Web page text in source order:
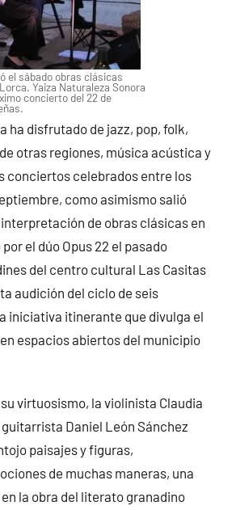
el sábado obras clásicas
Yaiza Naturaleza Sonora
concierto del 22 de
ha disfrutado de jazz, pop, folk,
otras regiones, música acústica y
conciertos celebrados entre los
como asimismo salió
de obras clásicas en
el dúo Opus 22 el pasado
del centro cultural Las Casitas
audición del ciclo de seis
iniciativa itinerante que divulga el
espacios abiertos del municipio
virtuosismo, la violinista Claudia
guitarrista Daniel León Sánchez
paisajes y figuras,
de muchas maneras, una
la obra del literato granadino